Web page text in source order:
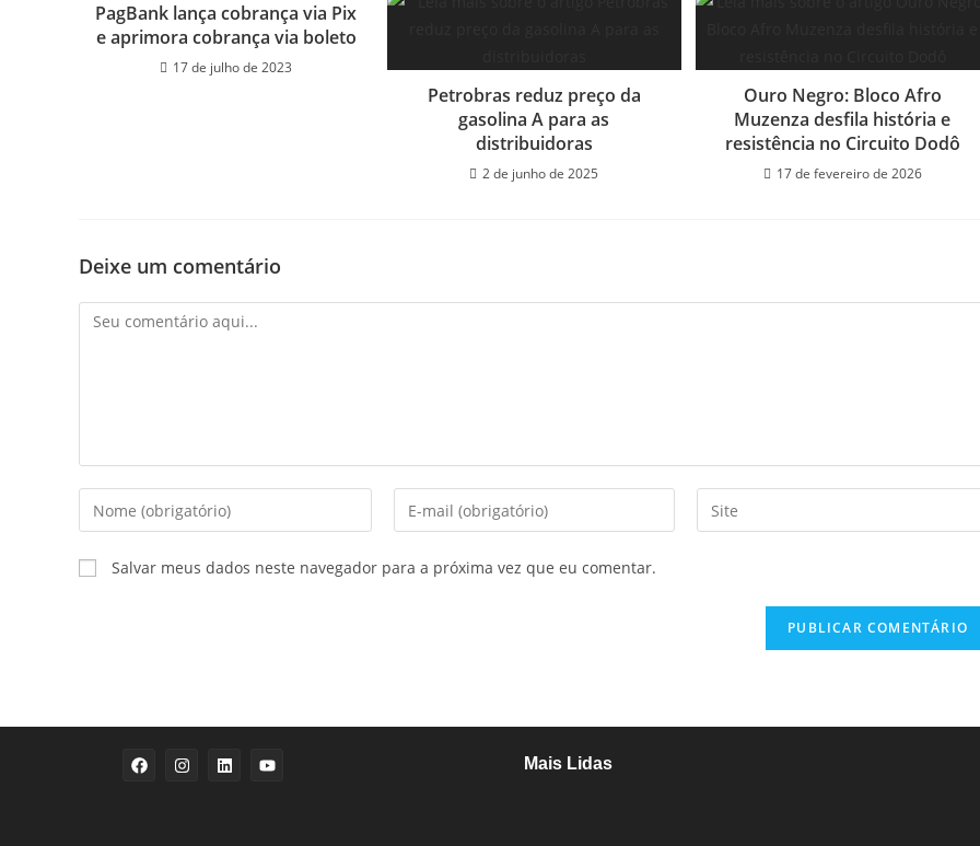
PagBank lança cobrança via Pix
e aprimora cobrança via boleto
17 de julho de 2023
Petrobras reduz preço da
gasolina A para as
distribuidoras
2 de junho de 2025
Ouro Negro: Bloco Afro
Muzenza desfila história e
resistência no Circuito Dodô
17 de fevereiro de 2026
Deixe um comentário
Salvar meus dados neste navegador para a próxima vez que eu comentar.
Mais Lidas